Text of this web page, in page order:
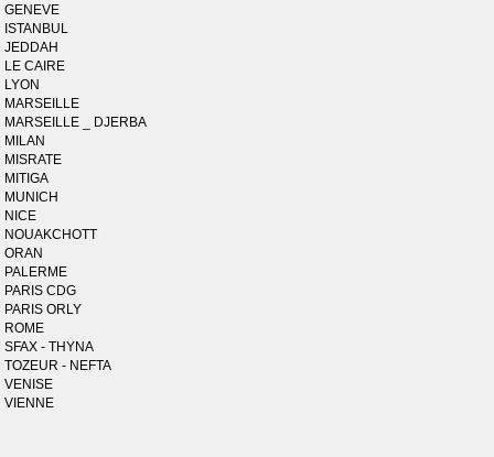
GENEVE
ISTANBUL
JEDDAH
LE CAIRE
LYON
MARSEILLE
MARSEILLE _ DJERBA
MILAN
MISRATE
MITIGA
MUNICH
NICE
NOUAKCHOTT
ORAN
PALERME
PARIS CDG
PARIS ORLY
ROME
SFAX - THYNA
TOZEUR - NEFTA
VENISE
VIENNE